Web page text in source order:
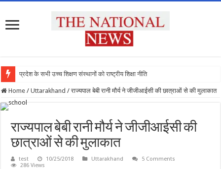
प्रदेश के सभी उच्च शिक्षण संस्थानों को राष्ट्रीय शिक्षा नीति के अनुरूप
Home / Uttarakhand / राज्यपाल बेबी रानी मौर्य ने जीजीआईसी की छात्राओं से की मुलाकात
राज्यपाल बेबी रानी मौर्य ने जीजीआईसी की
छात्राओं से की मुलाकात
test 10/25/2018 Uttarakhand
5 Comments
286 Views